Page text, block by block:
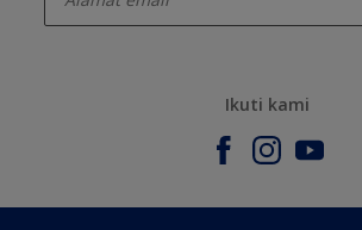
Ikuti kami